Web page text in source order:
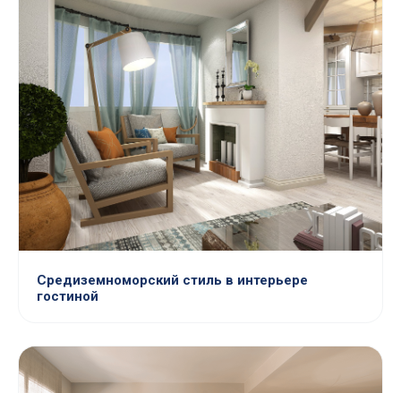
Средиземноморский стиль в интерьере
гостиной